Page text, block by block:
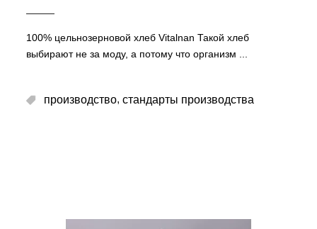
100% цельнозерновой хлеб Vitalnan Такой хлеб
выбирают не за моду, а потому что организм
производство, стандарты производства